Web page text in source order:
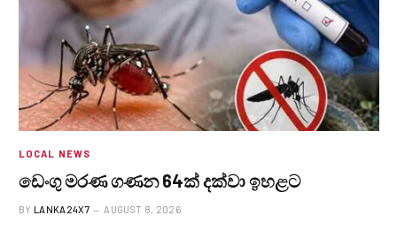
LOCAL NEWS
ඩෙංගු මරණ ගණන 64ක් දක්වා ඉහළට
BY LANKA24X7 AUGUST 8, 2026